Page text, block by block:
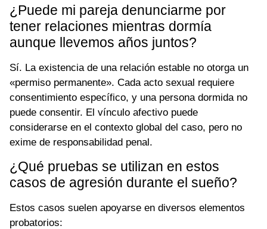
¿Puede mi pareja denunciarme por
tener relaciones mientras dormía
aunque llevemos años juntos?
Sí. La existencia de una relación estable no otorga un
«permiso permanente». Cada acto sexual requiere
consentimiento específico, y una persona dormida no
puede consentir. El vínculo afectivo puede
considerarse en el contexto global del caso, pero no
exime de responsabilidad penal.
¿Qué pruebas se utilizan en estos
casos de agresión durante el sueño?
Estos casos suelen apoyarse en diversos elementos
probatorios: